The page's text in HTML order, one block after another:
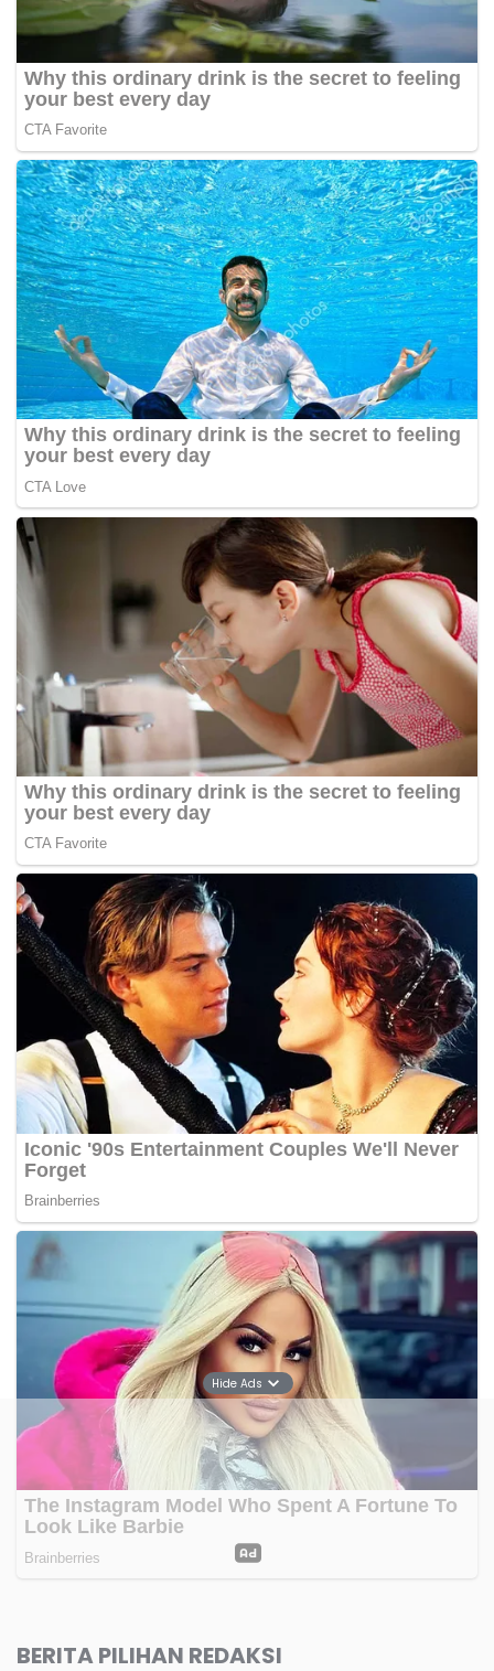
“Jalur pendakian dipilih karena lebih aman untuk
mobilisasi personel. Sekitar 400 hingga 500 personel
gabungan disiagakan membantu evakuasi," ucapnya.
Hingga berita ini diturunkan, operasi pencarian dan
evakuasi masih berlangsung.
Koordinasi lintas instansi terus dilakukan sambil
menunggu kondisi cuaca membaik.(*)
BERITA PILIHAN REDAKSI
Hide Ads